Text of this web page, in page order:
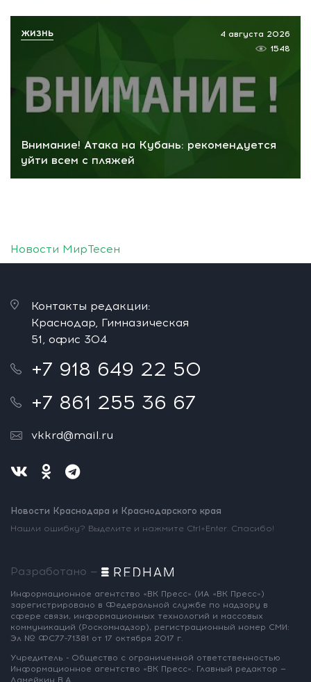
Внимание! Атака на Кубань: рекомендуется
уйти всем с пляжей
4 августа 2026
1548
ЖИЗНЬ
Новости МирТесен
Контакты редакции:
Краснодар, Гимназическая
51, офис 304
+7 918 649 22 50
+7 861 255 36 67
vkkrd@mail.ru
Новости Краснодара и Краснодарского края
Нашли ошибку? Выделите и нажмите Ctrl+Enter. Спасибо!
Разработано —
Информационное агентство «ВК Пресс» (ИА «ВК Пресс»)
зарегистрировано в Федеральной службе по надзору в
сфере связи, информационных технологий и массовых
коммуникаций (Роскомнадзор), регистрационный номер СМИ:
Эл № ФС77-71381 от 17 октября 2017 г.
Учредитель - Общество с ограниченной ответственностью
Информационное агентство «ВК Пресс». Главный редактор —
Ламейкин В.А.